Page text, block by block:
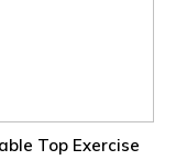
Top Exercise